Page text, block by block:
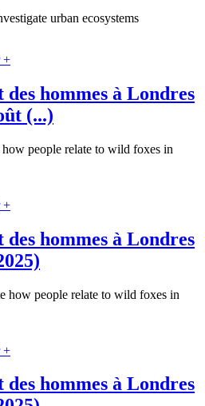
urban ecosystems
+
des hommes à Londres
(...)
how people relate to wild foxes in
+
des hommes à Londres
how people relate to wild foxes in
+
des hommes à Londres